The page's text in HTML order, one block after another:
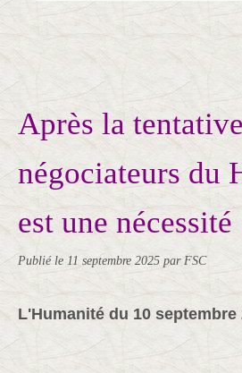
Après la
négociateurs du
est une nécessité
Publié le 11 septembre 2025 par FSC
L'Humanité du 10 septembre